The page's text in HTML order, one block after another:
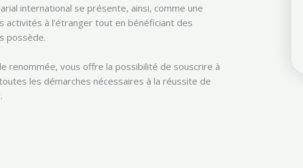
international se présente, ainsi, comme une
activités à l’étranger tout en bénéficiant des
possède.
renommée, vous offre la possibilité de souscrire à
les démarches nécessaires à la réussite de